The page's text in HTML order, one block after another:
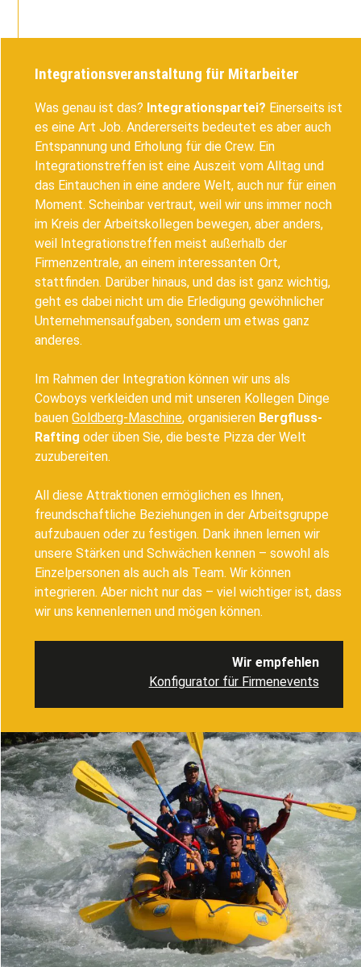
Integrationsveranstaltung für Mitarbeiter
Was genau ist das? Integrationspartei? Einerseits ist
es eine Art Job. Andererseits bedeutet es aber auch
Entspannung und Erholung für die Crew. Ein
Integrationstreffen ist eine Auszeit vom Alltag und
das Eintauchen in eine andere Welt, auch nur für einen
Moment. Scheinbar vertraut, weil wir uns immer noch
im Kreis der Arbeitskollegen bewegen, aber anders,
weil Integrationstreffen meist außerhalb der
Firmenzentrale, an einem interessanten Ort,
stattfinden. Darüber hinaus, und das ist ganz wichtig,
geht es dabei nicht um die Erledigung gewöhnlicher
Unternehmensaufgaben, sondern um etwas ganz
anderes.
Im Rahmen der Integration können wir uns als
Cowboys verkleiden und mit unseren Kollegen Dinge
bauenGoldberg-Maschine, organisieren Bergfluss-
Rafting oder üben Sie, die beste Pizza der Welt
zuzubereiten.
All diese Attraktionen ermöglichen es Ihnen,
freundschaftliche Beziehungen in der Arbeitsgruppe
aufzubauen oder zu festigen. Dank ihnen lernen wir
unsere Stärken und Schwächen kennen – sowohl als
Einzelpersonen als auch als Team. Wir können
integrieren. Aber nicht nur das – viel wichtiger ist, dass
wir uns kennenlernen und mögen können.
Wir empfehlen
Konfigurator für Firmenevents